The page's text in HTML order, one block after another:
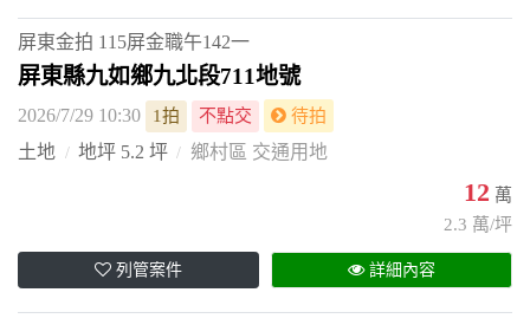
屏東金拍 115屏金職午142一
屏東縣九如鄉九北段711地號
2026/7/29 10:30 1拍 不點交 待拍
土地 地坪 5.2 坪 鄉村區 交通用地
12 萬
2.3 萬/坪
列管案件 詳細內容